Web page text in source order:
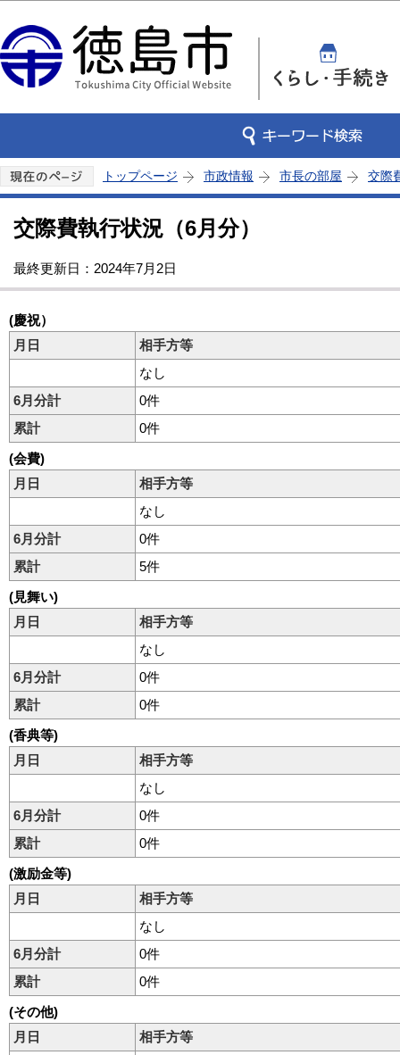
トップページ 市政情報 市長の部屋 交際
交際費執行状況（6月分）
最終更新日：2024年7月2日
(慶祝）
月日
相手方等
なし
6月分計
0件
累計
0件
(会費)
月日
相手方等
なし
6月分計
0件
累計
5件
(見舞い)
月日
相手方等
なし
6月分計
0件
累計
0件
(香典等)
月日
相手方等
なし
6月分計
0件
累計
0件
(激励金等)
月日
相手方等
なし
6月分計
0件
累計
0件
(その他)
月日
相手方等